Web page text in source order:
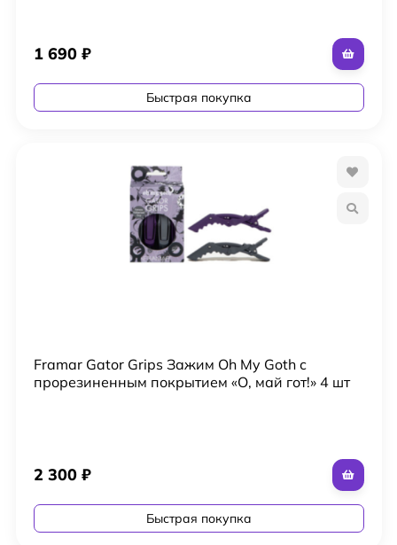
1 690 ₽
Быстрая покупка
Framar Gator Grips Зажим Oh My Goth с
прорезиненным покрытием «О, май гот!» 4 шт
2 300 ₽
Быстрая покупка